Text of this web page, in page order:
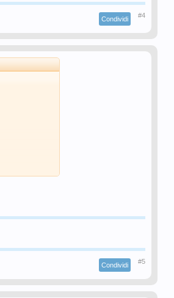
Condividi #4
Condividi #5